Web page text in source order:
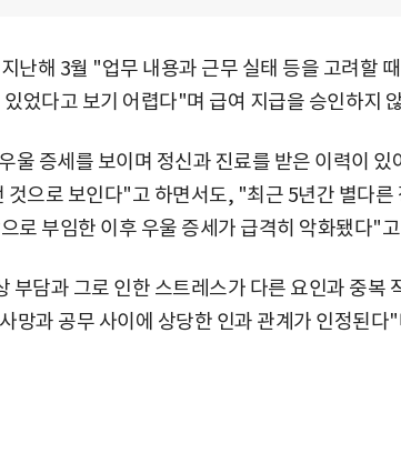
난해 3월 "업무 내용과 근무 실태 등을 고려할
었다고 보기 어렵다"며 급여 지급을 승인하지
울 증세를 보이며 정신과 진료를 받은 이력이
것으로 보인다"고 하면서도, "최근 5년간 별다른
로 부임한 이후 우울 증세가 급격히 악화됐다"
부담과 그로 인한 스트레스가 다른 요인과 중복
망과 공무 사이에 상당한 인과 관계가 인정된다